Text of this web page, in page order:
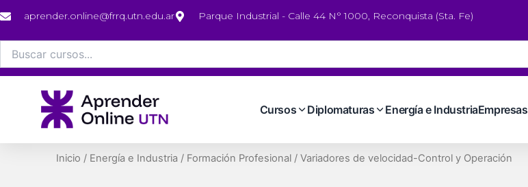
contenido
aprender.online@frrq.utn.edu.ar Parque Industrial - Calle 44 N° 1000, Reconquista (Sta. Fe)
por:
Cursos Diplomaturas Energía e IndustriaEmpresas
Inicio / Energía e Industria / Formación Profesional / Variadores de velocidad-Control y Operación